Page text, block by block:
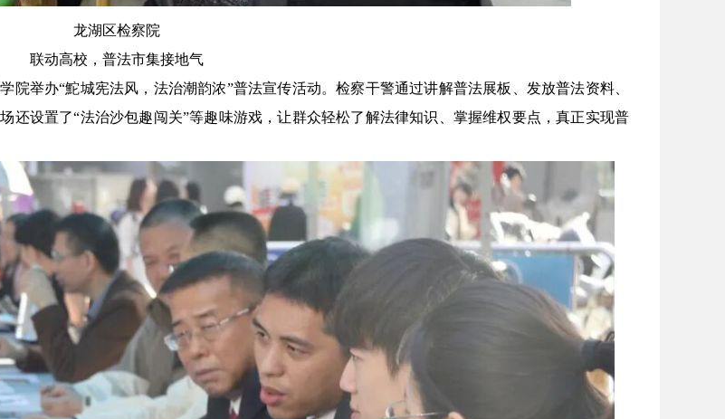
龙湖区检察院
联动高校，普法市集接地气
院举办“鮀城宪法风，法治潮韵浓”普法宣传活动。检察干警通过讲解普法展板、发放普法资料、
还设置了“法治沙包趣闯关”等趣味游戏，让群众轻松了解法律知识、掌握维权要点，真正实现普